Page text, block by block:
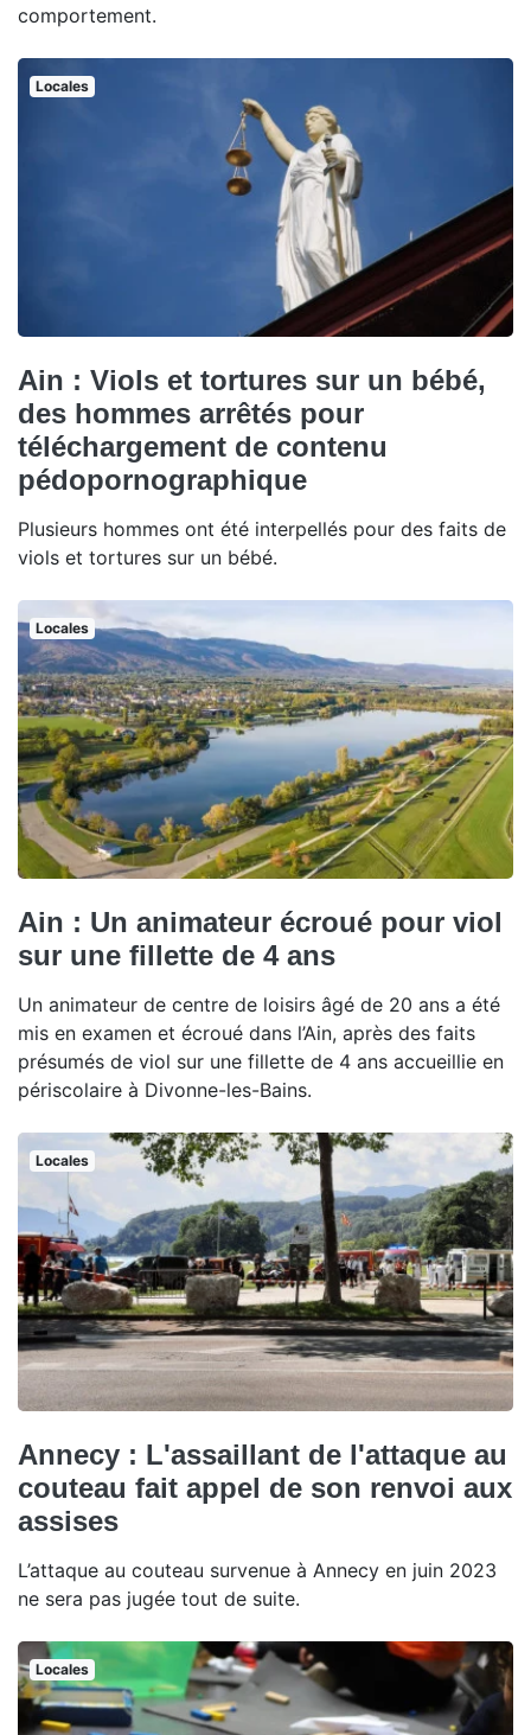
comportement.
Locales
Ain : Viols et tortures sur un bébé,
des hommes arrêtés pour
téléchargement de contenu
pédopornographique
Plusieurs hommes ont été interpellés pour des faits de
viols et tortures sur un bébé.
Locales
Ain : Un animateur écroué pour viol
sur une fillette de 4 ans
Un animateur de centre de loisirs âgé de 20 ans a été
mis en examen et écroué dans l’Ain, après des faits
présumés de viol sur une fillette de 4 ans accueillie en
périscolaire à Divonne-les-Bains.
Locales
Annecy : L'assaillant de l'attaque au
couteau fait appel de son renvoi aux
assises
L’attaque au couteau survenue à Annecy en juin 2023
ne sera pas jugée tout de suite.
Locales